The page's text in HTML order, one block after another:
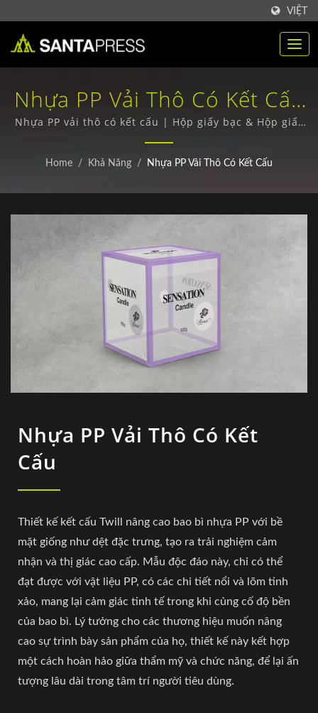
VIỆT
Nhựa PP Vải Thô Có Kết Cấu
| Hộp Giấy Bạc Thân Thiện
Với Môi Trường Số Lượng
Nhựa PP vải thô có kết cấu | Hộp giấy bạc & Hộp giấy
sóng - Chất lượng vượt trội, Giao hàng toàn cầu
Home / Khả Năng / Nhựa PP Vải Thô Có Kết Cấu
Nhựa PP Vải Thô Có Kết
Cấu
Thiết kế kết cấu Twill nâng cao bao bì nhựa PP với bề
mặt giống như dệt đặc trưng, tạo ra trải nghiệm cảm
nhận và thị giác cao cấp. Mẫu độc đáo này, chỉ có thể
đạt được với vật liệu PP, có các chi tiết nổi và lõm tinh
xảo, mang lại cảm giác tinh tế trong khi củng cố độ bền
của bao bì. Lý tưởng cho các thương hiệu muốn nâng
cao sự trình bày sản phẩm của họ, thiết kế này kết hợp
một cách hoàn hảo giữa thẩm mỹ và chức năng, để lại ấn
tượng lâu dài trong tâm trí người tiêu dùng.